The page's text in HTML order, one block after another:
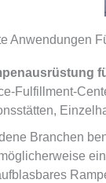
Anwendungen
Fulfillment-
Branchen